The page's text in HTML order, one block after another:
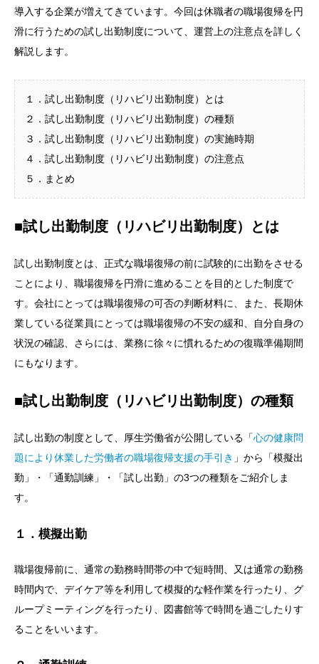
導入する企業が増えてきています。今回は休職者の職場復帰を円
滑に行うための試し出勤制度について、運営上の注意点を詳しく
解説します。
１．試し出勤制度（リハビリ出勤制度）とは
２．試し出勤制度（リハビリ出勤制度）の種類
３．試し出勤制度（リハビリ出勤制度）の実施時期
４．試し出勤制度（リハビリ出勤制度）の注意点
５．まとめ
■試し出勤制度（リハビリ出勤制度）とは
試し出勤制度とは、正式な職場復帰の前に試験的に出勤をさせる
ことにより、職場復帰を円滑に進めることを目的とした制度で
す。会社にとっては職場復帰の可否の判断材料に、また、長期休
業している従業員にとっては職場復帰の不安の緩和、自分自身の
状況の確認、さらには、業務に徐々に慣れるための復職準備期間
にもなります。
■試し出勤制度（リハビリ出勤制度）の種類
試し出勤の制度として、厚生労働省が公開している「心の健康問
題により休業した労働者の職場復帰支援の手引き 」から「模擬出
勤」・「通勤訓練」・「試し出勤」の3つの種類をご紹介しま
す。
１．模擬出勤
職場復帰前に、通常の勤務時間帯の中で短時間、又は通常の勤務
時間内で、デイケア等を利用して模擬的な軽作業を行ったり、グ
ループミーティングを行ったり、図書館等で時間を過ごしたりす
ることをいいます。